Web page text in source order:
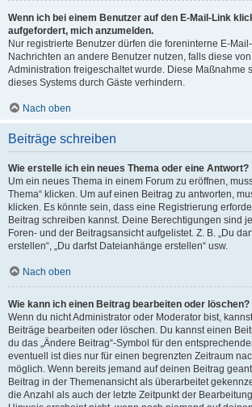
Wenn ich bei einem Benutzer auf den E-Mail-Link
aufgefordert, mich anzumelden.
Nur registrierte Benutzer dürfen die foreninterne E-
Nachrichten an andere Benutzer nutzen, falls diese
Administration freigeschaltet wurde. Diese Maßnahme
dieses Systems durch Gäste verhindern.
Nach oben
Beiträge schreiben
Wie erstelle ich ein neues Thema oder eine Antwort?
Um ein neues Thema in einem Forum zu eröffnen,
Thema“ klicken. Um auf einen Beitrag zu antworten,
klicken. Es könnte sein, dass eine Registrierung
Beitrag schreiben kannst. Deine Berechtigungen sind
Foren- und der Beitragsansicht aufgelistet. Z. B. „Du
erstellen“, „Du darfst Dateianhänge erstellen“ usw.
Nach oben
Wie kann ich einen Beitrag bearbeiten oder löschen?
Wenn du nicht Administrator oder Moderator bist,
Beiträge bearbeiten oder löschen. Du kannst einen
du das „Ändere Beitrag“-Symbol für den
eventuell ist dies nur für einen begrenzten Zeitraum
möglich. Wenn bereits jemand auf deinen Beitrag
Beitrag in der Themenansicht als überarbeitet
die Anzahl als auch der letzte Zeitpunkt der